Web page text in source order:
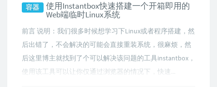
容器
使用Instantbox快速搭建一个开箱即用的
Web端临时Linux系统
前言 说明：我们很多时候想学习下Linux或者程序搭建，然
后出错了，不会解决的可能会直接重装系统，很麻烦，然
后这里博主就找到了个可以解决该问题的工具instantbox，
使用该工具可以让你仅通过浏览器的情况下，快速...